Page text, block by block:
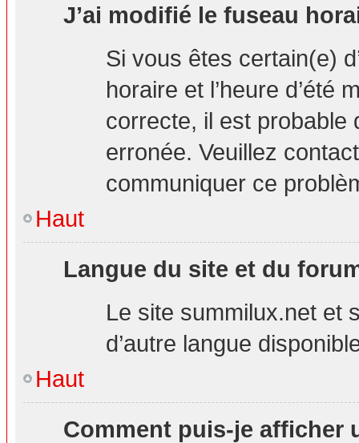
J’ai modifié le fuseau
Si vous êtes certain(e)
horaire et l’heure d’été
correcte, il est probable
erronée. Veuillez
communiquer ce
Haut
Langue du site et du
Le site summilux.net et
d’autre langue
Haut
Comment puis-je afficher